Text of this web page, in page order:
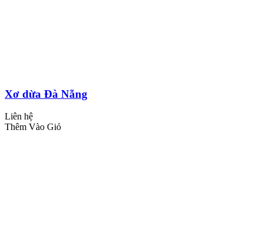
Xơ dừa Đà Nẵng
Liên hệ
Thêm Vào Giỏ